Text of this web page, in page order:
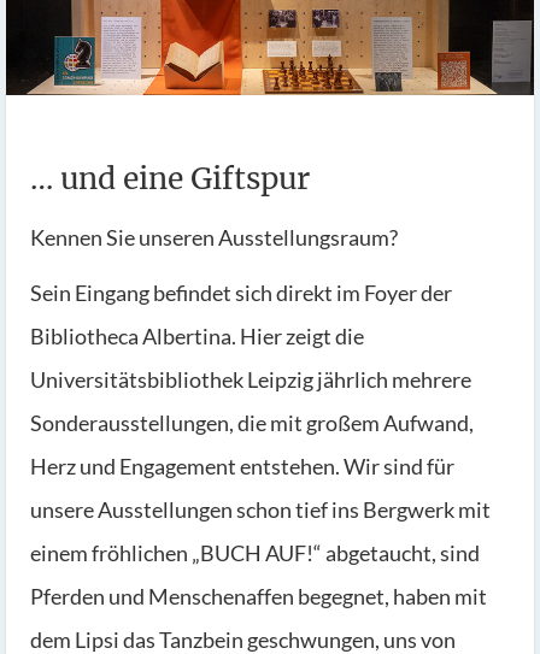
… und eine Giftspur
Kennen Sie unseren Ausstellungsraum?
Sein Eingang befindet sich direkt im Foyer der
Bibliotheca Albertina. Hier zeigt die
Universitätsbibliothek Leipzig jährlich mehrere
Sonderausstellungen, die mit großem Aufwand,
Herz und Engagement entstehen. Wir sind für
unsere Ausstellungen schon tief ins Bergwerk mit
einem fröhlichen „BUCH AUF!“ abgetaucht, sind
Pferden und Menschenaffen begegnet, haben mit
dem Lipsi das Tanzbein geschwungen, uns von